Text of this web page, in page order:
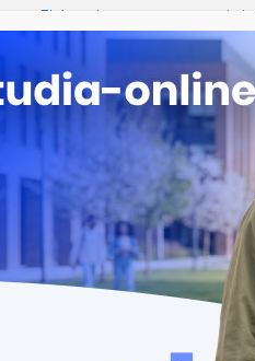
Prawo w Łomży
Pedagogika przedszkolna i
Kosmetologia w Opolu
Logistyka – studia inżynierskie
RODZAJE STUDIÓW